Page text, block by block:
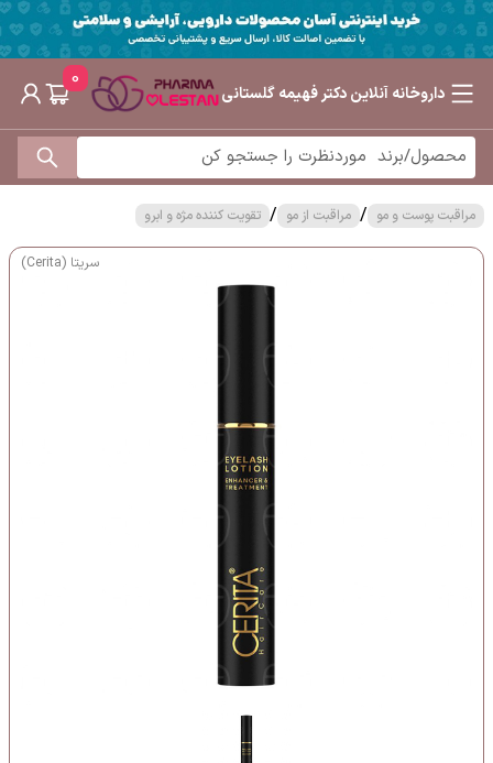
داروخانه آنلاین دکتر فهیمه گلستانی
0
مراقبت پوست و مو / مراقبت از مو / تقویت کننده مژه و ابرو
سریتا (Cerita)